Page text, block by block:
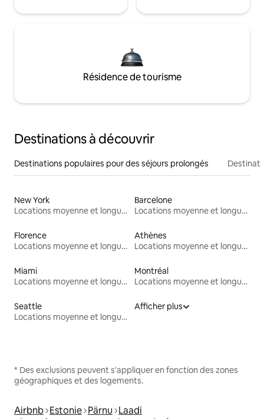
Résidence de tourisme
Destinations à découvrir
Destinations populaires pour des séjours prolongés
New York
Locations moyenne et longue durée
Barcelone
Locations moyenne et longue durée
Florence
Locations moyenne et longue durée
Athènes
Locations moyenne et longue durée
Miami
Locations moyenne et longue durée
Montréal
Locations moyenne et longue durée
Seattle
Locations moyenne et longue durée
Afficher plus
* Des exclusions peuvent s'appliquer en fonction des zones
géographiques et des logements.
Airbnb Estonie Pärnu Laadi